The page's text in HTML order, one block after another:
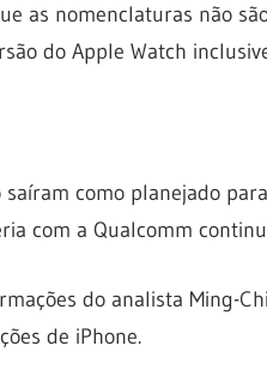
as nomenclaturas não
do Apple Watch
saíram como planejado
com a Qualcomm
do analista Ming-
de iPhone.